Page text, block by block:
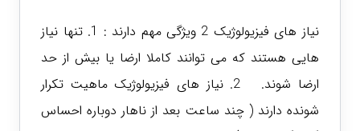
نیاز های فیزیولوژیک 2 ویژگی مهم دارند : 1. تنها نیاز
هایی هستند که می توانند کاملا ارضا یا بیش از حد
ارضا شوند.
2. نیاز های فیزیولوژیک ماهیت تکرار
شونده دارند ( چند ساعت بعد از ناهار دوباره احساس